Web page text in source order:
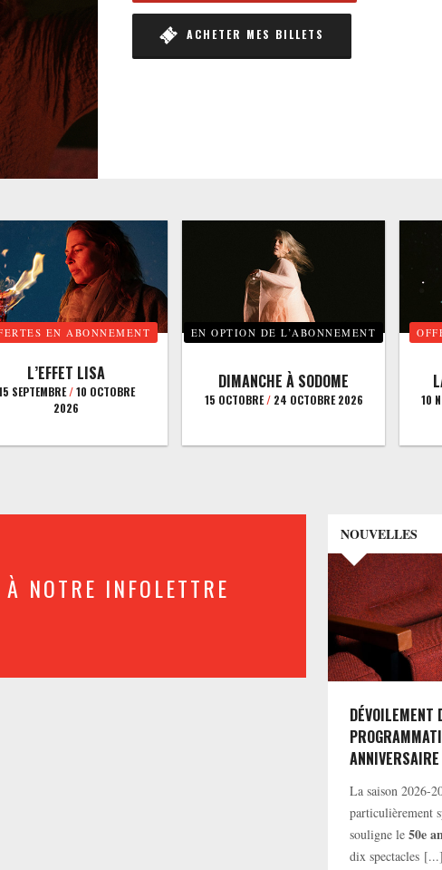
ACHETER MES BILLETS
EN ABONNEMENT
L’EFFET LISA
SEPTEMBRE/10 OCTOBRE
2026
EN OPTION DE L’ABONNEMENT
DIMANCHE À SODOME
15 OCTOBRE/24 OCTOBRE 2026 10
NOTRE INFOLETTRE
NOUVELLES
DÉVOILEMENT
ANNIVERSAIRE
La saison 2026-
particulièrement
souligne le50e
dix spectacles [...]